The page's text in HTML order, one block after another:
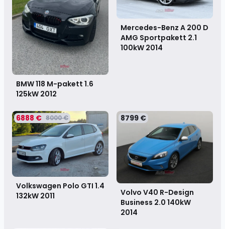
BMW 118 M-pakett 1.6
125kW 2012
Mercedes-Benz A 200 D
AMG Sportpakett 2.1
100kW 2014
6888 € 8000 €
Volkswagen Polo GTI 1.4
132kW 2011
8799 €
Volvo V40 R-Design
Business 2.0 140kW
2014